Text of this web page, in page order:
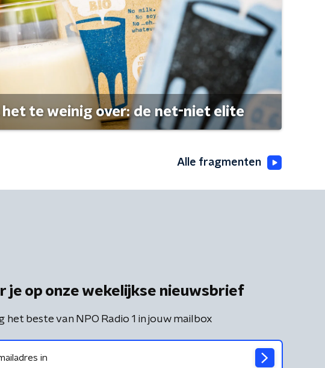
het te weinig over: de net-niet elite
Alle fragmenten
je op onze wekelijkse nieuwsbrief
het beste van NPO Radio 1 in jouw mailbox